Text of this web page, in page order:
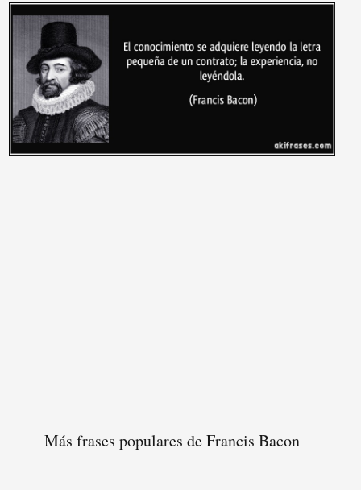
Más frases populares de Francis Bacon